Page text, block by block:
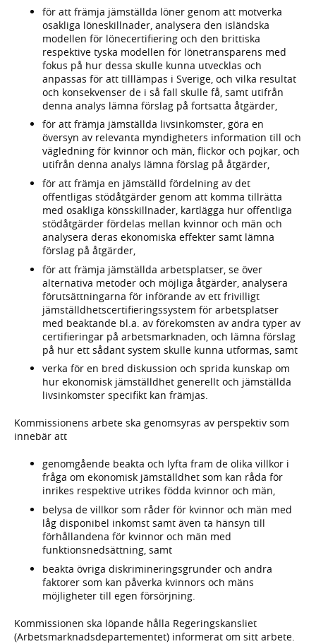
för att främja jämställda löner genom att motverka
osakliga löneskillnader, analysera den isländska
modellen för lönecertifiering och den brittiska
respektive tyska modellen för lönetransparens med
fokus på hur dessa skulle kunna utvecklas och
anpassas för att tilllämpas i Sverige, och vilka resultat
och konsekvenser de i så fall skulle få, samt utifrån
denna analys lämna förslag på fortsatta åtgärder,
för att främja jämställda livsinkomster, göra en
översyn av relevanta myndigheters information till och
vägledning för kvinnor och män, flickor och pojkar, och
utifrån denna analys lämna förslag på åtgärder,
för att främja en jämställd fördelning av det
offentligas stödåtgärder genom att komma tillrätta
med osakliga könsskillnader, kartlägga hur offentliga
stödåtgärder fördelas mellan kvinnor och män och
analysera deras ekonomiska effekter samt lämna
förslag på åtgärder,
för att främja jämställda arbetsplatser, se över
alternativa metoder och möjliga åtgärder, analysera
förutsättningarna för införande av ett frivilligt
jämställdhetscertifieringssystem för arbetsplatser
med beaktande bl.a. av förekomsten av andra typer av
certifieringar på arbetsmarknaden, och lämna förslag
på hur ett sådant system skulle kunna utformas, samt
verka för en bred diskussion och sprida kunskap om
hur ekonomisk jämställdhet generellt och jämställda
livsinkomster specifikt kan främjas.
Kommissionens arbete ska genomsyras av perspektiv som
innebär att
genomgående beakta och lyfta fram de olika villkor i
fråga om ekonomisk jämställdhet som kan råda för
inrikes respektive utrikes födda kvinnor och män,
belysa de villkor som råder för kvinnor och män med
låg disponibel inkomst samt även ta hänsyn till
förhållandena för kvinnor och män med
funktionsnedsättning, samt
beakta övriga diskrimineringsgrunder och andra
faktorer som kan påverka kvinnors och mäns
möjligheter till egen försörjning.
Kommissionen ska löpande hålla Regeringskansliet
(Arbetsmarknadsdepartementet) informerat om sitt arbete.